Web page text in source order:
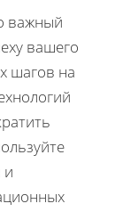
важный
вашего
шагов на
и